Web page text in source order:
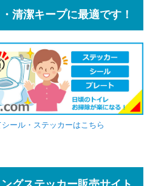
清潔キープに最適です！
ール・ステッカーはこちら